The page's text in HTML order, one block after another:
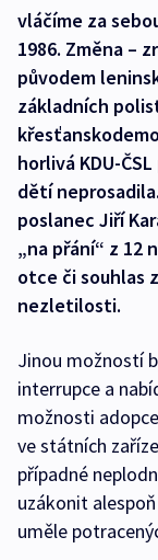
vláčíme za
1986. Změna –
původem
základních
horlivá KDU-
dětí
poslanec Jiří
„na přání“ z 12
otce či souhlas
nezletilosti.
Jinou možností
interrupce a
možnosti
ve státních
případné
uzákonit
uměle